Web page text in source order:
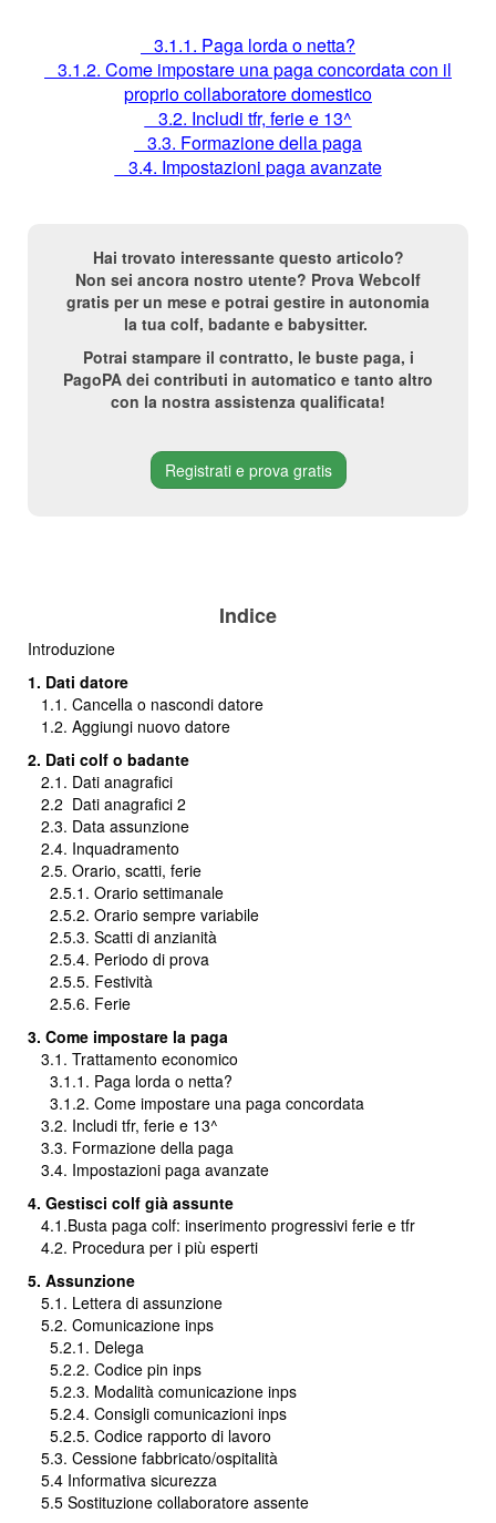
3.1.1. Paga lorda o netta?
3.1.2. Come impostare una paga concordata con il
proprio collaboratore domestico
3.2. Includi tfr, ferie e 13^
3.3. Formazione della paga
3.4. Impostazioni paga avanzate
Hai trovato interessante questo articolo?
Non sei ancora nostro utente? Prova Webcolf
gratis per un mese e potrai gestire in autonomia
la tua colf, badante e babysitter.
Potrai stampare il contratto, le buste paga, i
PagoPA dei contributi in automatico e tanto altro
con la nostra assistenza qualificata!
Registrati e prova gratis
Indice
Introduzione
1. Dati datore
1.1. Cancella o nascondi datore
1.2. Aggiungi nuovo datore
2. Dati colf o badante
2.1. Dati anagrafici
2.2 Dati anagrafici 2
2.3. Data assunzione
2.4. Inquadramento
2.5. Orario, scatti, ferie
2.5.1. Orario settimanale
2.5.2. Orario sempre variabile
2.5.3. Scatti di anzianità
2.5.4. Periodo di prova
2.5.5. Festività
2.5.6. Ferie
3. Come impostare la paga
3.1. Trattamento economico
3.1.1. Paga lorda o netta?
3.1.2. Come impostare una paga concordata
3.2. Includi tfr, ferie e 13^
3.3. Formazione della paga
3.4. Impostazioni paga avanzate
4. Gestisci colf già assunte
4.1.Busta paga colf: inserimento progressivi ferie e tfr
4.2. Procedura per i più esperti
5. Assunzione
5.1. Lettera di assunzione
5.2. Comunicazione inps
5.2.1. Delega
5.2.2. Codice pin inps
5.2.3. Modalità comunicazione inps
5.2.4. Consigli comunicazioni inps
5.2.5. Codice rapporto di lavoro
5.3. Cessione fabbricato/ospitalità
5.4 Informativa sicurezza
5.5 Sostituzione collaboratore assente